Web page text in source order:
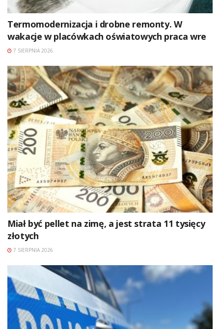
Termomodernizacja i drobne remonty. W
wakacje w placówkach oświatowych praca wre
7 SIERPNIA 2026
Miał być pellet na zimę, a jest strata 11 tysięcy
złotych
7 SIERPNIA 2026